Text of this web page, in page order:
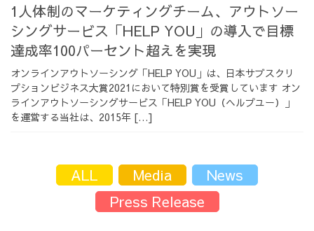
採用情報トップ チームインタビュー01
チームインタビュー02 チームインタビュー03
お問い合わせ
1人体制のマーケティングチーム、アウトソー
シングサービス「HELP YOU」の導入で目標
達成率100パーセント超えを実現
オンラインアウトソーシング「HELP YOU」は、日本サブスクリ
プションビジネス大賞2021において特別賞を受賞しています オン
ラインアウトソーシングサービス「HELP YOU（ヘルプユー）」
を運営する当社は、2015年 […]
ALL Media
News
Press Release